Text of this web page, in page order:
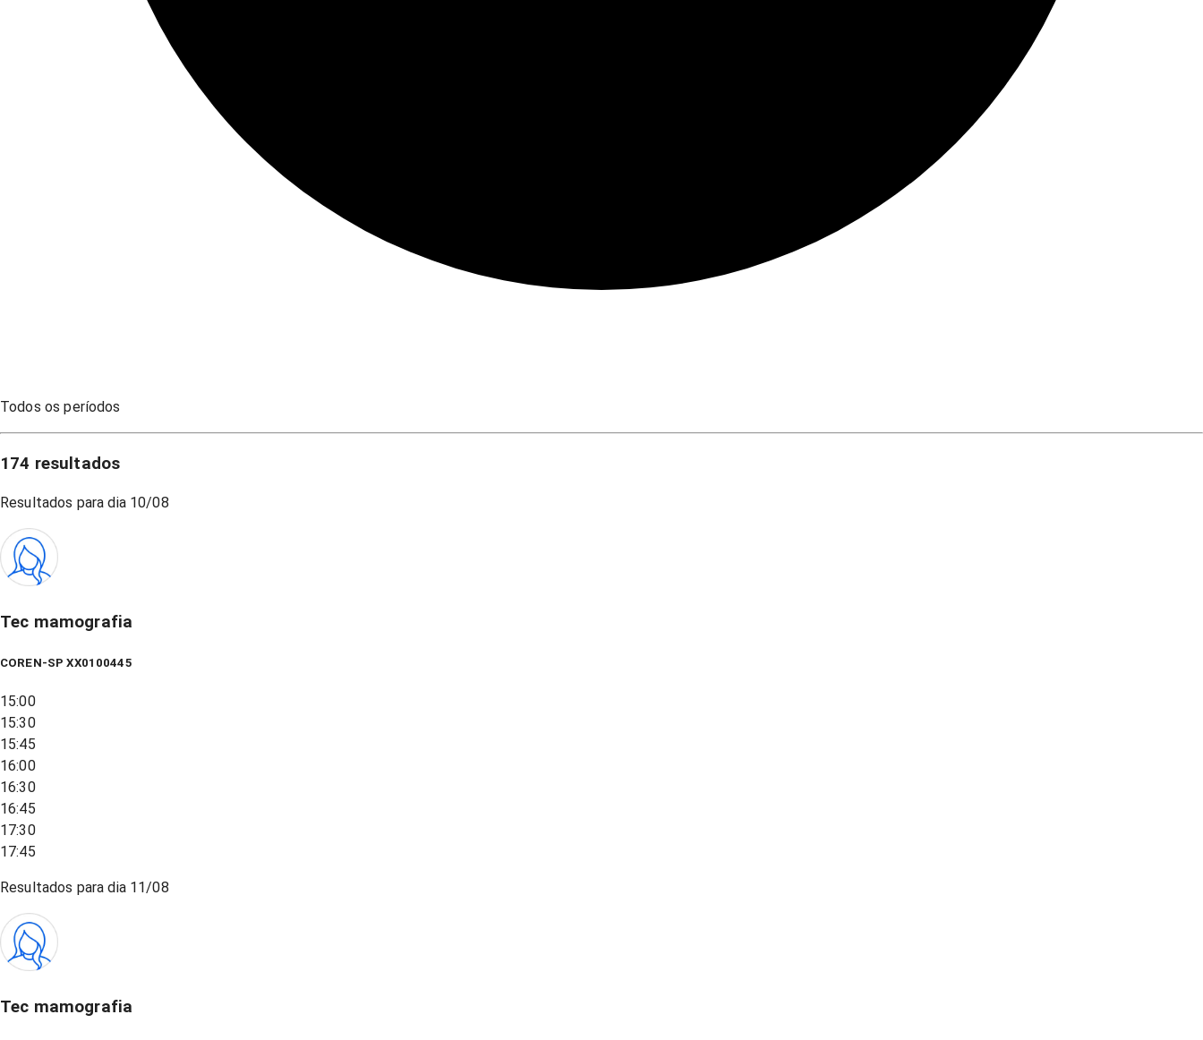
Todos os períodos
174 resultados
Resultados para dia 10/08
Tec mamografia
COREN-SP XX0100445
15:00
15:30
15:45
16:00
16:30
16:45
17:30
17:45
Resultados para dia 11/08
Tec mamografia